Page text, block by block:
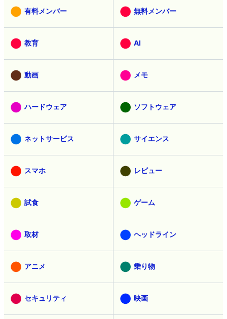
有料メンバー 無料メンバー
教育 AI
動画 メモ
ハードウェア ソフトウェア
ネットサービス サイエンス
スマホ レビュー
試食 ゲーム
取材 ヘッドライン
アニメ 乗り物
セキュリティ 映画